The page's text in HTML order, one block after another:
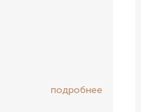
подробнее